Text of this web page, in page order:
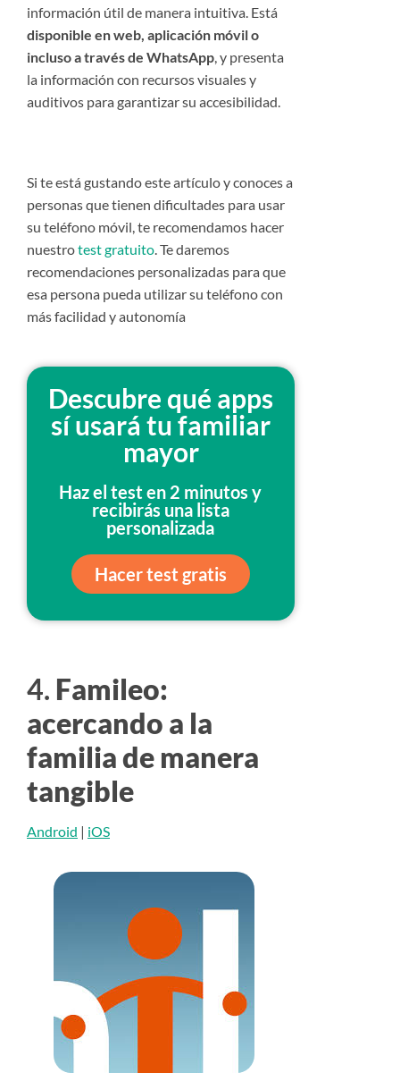
información útil de manera intuitiva. Está
disponible en web, aplicación móvil o
incluso a través de WhatsApp, y presenta
la información con recursos visuales y
auditivos para garantizar su accesibilidad.
Si te está gustando este artículo y conoces a
personas que tienen dificultades para usar
su teléfono móvil, te recomendamos hacer
nuestrotest gratuito . Te daremos
recomendaciones personalizadas para que
esa persona pueda utilizar su teléfono con
más facilidad y autonomía
Descubre qué apps
sí usará tu familiar
mayor
Haz el test en 2 minutos y
recibirás una lista
personalizada
Hacer test gratis
4. Famileo:
acercando a la
familia de manera
tangible
Android | iOS